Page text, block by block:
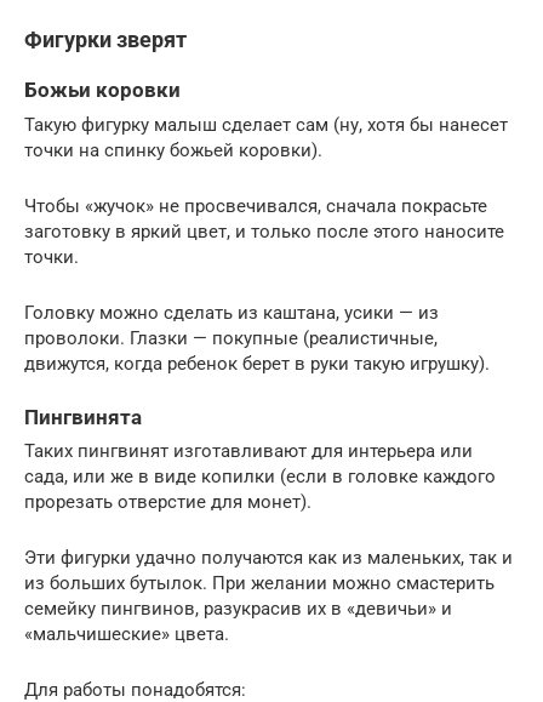
Фигурки зверят
Божьи коровки
Такую фигурку малыш сделает сам (ну, хотя бы нанесет
точки на спинку божьей коровки).
Чтобы «жучок» не просвечивался, сначала покрасьте
заготовку в яркий цвет, и только после этого наносите
точки.
Головку можно сделать из каштана, усики — из
проволоки. Глазки — покупные (реалистичные,
движутся, когда ребенок берет в руки такую игрушку).
Пингвинята
Таких пингвинят изготавливают для интерьера или
сада, или же в виде копилки (если в головке каждого
прорезать отверстие для монет).
Эти фигурки удачно получаются как из маленьких, так и
из больших бутылок. При желании можно смастерить
семейку пингвинов, разукрасив их в «девичьи» и
«мальчишеские» цвета.
Для работы понадобятся: